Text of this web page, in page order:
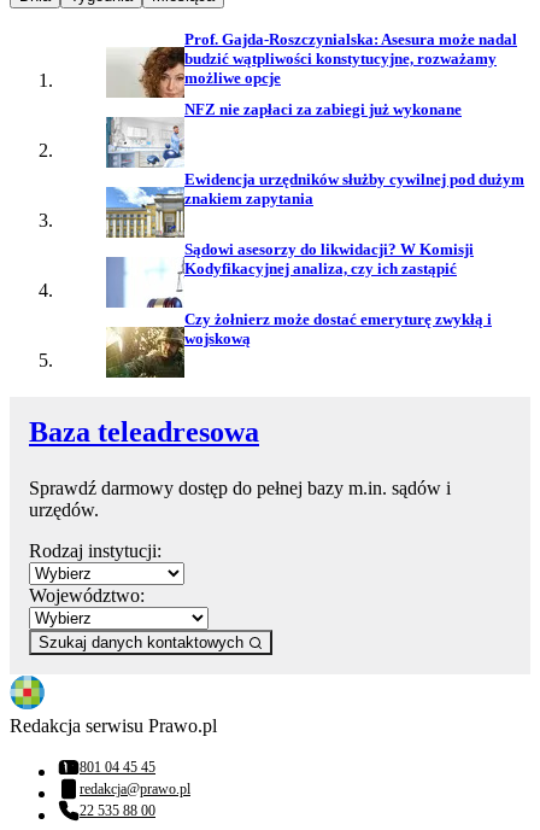
Prof. Gajda-Roszczynialska: Asesura może nadal
budzić wątpliwości konstytucyjne, rozważamy
możliwe opcje
NFZ nie zapłaci za zabiegi już wykonane
Ewidencja urzędników służby cywilnej pod dużym
znakiem zapytania
Sądowi asesorzy do likwidacji? W Komisji
Kodyfikacyjnej analiza, czy ich zastąpić
Czy żołnierz może dostać emeryturę zwykłą i
wojskową
Baza teleadresowa
Sprawdź darmowy dostęp do pełnej bazy m.in. sądów i
urzędów.
Rodzaj instytucji:
Województwo:
Szukaj danych kontaktowych
Redakcja serwisu Prawo.pl
Numer telefonu:
801 04 45 45
Adres email:
redakcja@prawo.pl
Numer telefonu:
22 535 88 00